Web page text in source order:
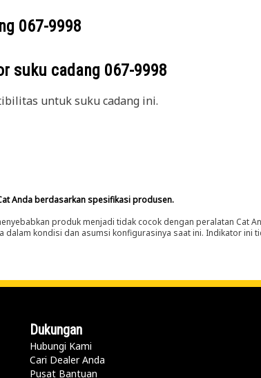
067-9998
suku cadang 067-9998
untuk suku cadang ini.
Anda berdasarkan spesifikasi produsen.
produk menjadi tidak cocok dengan peralatan Cat
dalam kondisi dan asumsi konfigurasinya saat ini. Indikator ini
Dukungan
Hubungi Kami
Cari Dealer Anda
Pusat Bantuan